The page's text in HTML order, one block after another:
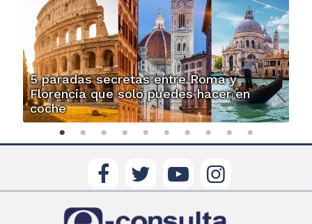
5 paradas secretas entre Roma y
Florencia que solo puedes hacer en
coche